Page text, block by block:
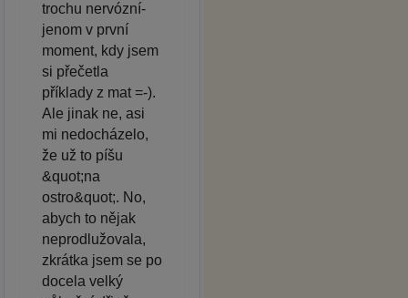
trochu nervózní-
jenom v první
moment, kdy jsem
si přečetla
příklady z mat =-).
Ale jinak ne, asi
mi nedocházelo,
že už to píšu
&quot;na
ostro&quot;. No,
abych to nějak
neprodlužovala,
zkrátka jsem se po
docela velký